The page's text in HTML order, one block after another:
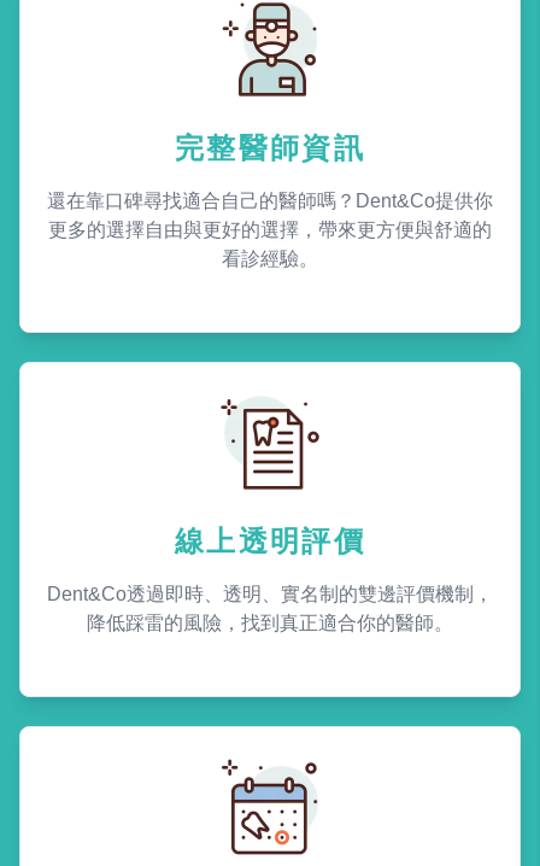
完整醫師資訊
還在靠口碑尋找適合自己的醫師嗎？Dent&Co提供你
更多的選擇自由與更好的選擇，帶來更方便與舒適的
看診經驗。
線上透明評價
Dent&Co透過即時、透明、實名制的雙邊評價機制，
降低踩雷的風險，找到真正適合你的醫師。